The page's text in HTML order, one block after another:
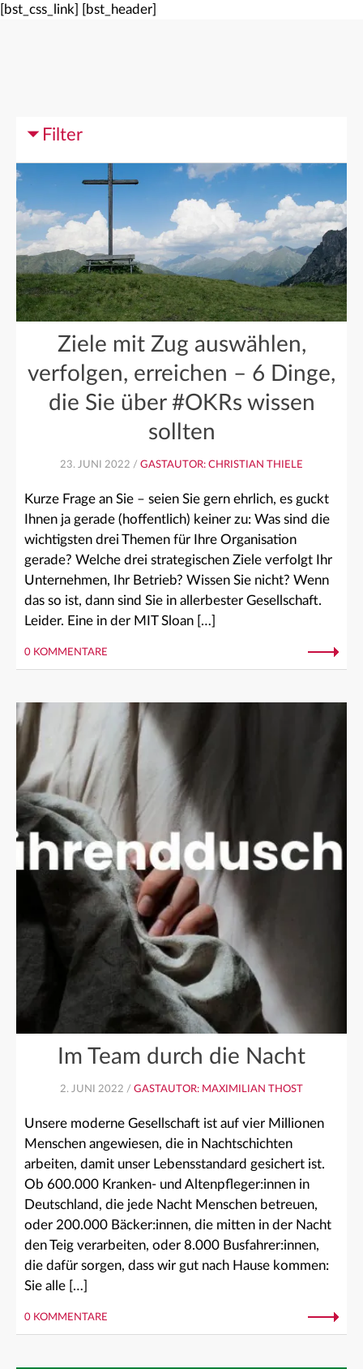
[bst_css_link] [bst_header]
Filter
Ziele mit Zug auswählen,
verfolgen, erreichen – 6 Dinge,
die Sie über #OKRs wissen
sollten
23. JUNI 2022 / GASTAUTOR: CHRISTIAN THIELE
Kurze Frage an Sie – seien Sie gern ehrlich, es guckt
Ihnen ja gerade (hoffentlich) keiner zu: Was sind die
wichtigsten drei Themen für Ihre Organisation
gerade? Welche drei strategischen Ziele verfolgt Ihr
Unternehmen, Ihr Betrieb? Wissen Sie nicht? Wenn
das so ist, dann sind Sie in allerbester Gesellschaft.
Leider. Eine in der MIT Sloan […]
0 KOMMENTARE
Im Team durch die Nacht
2. JUNI 2022 / GASTAUTOR: MAXIMILIAN THOST
Unsere moderne Gesellschaft ist auf vier Millionen
Menschen angewiesen, die in Nachtschichten
arbeiten, damit unser Lebensstandard gesichert ist.
Ob 600.000 Kranken- und Altenpfleger:innen in
Deutschland, die jede Nacht Menschen betreuen,
oder 200.000 Bäcker:innen, die mitten in der Nacht
den Teig verarbeiten, oder 8.000 Busfahrer:innen,
die dafür sorgen, dass wir gut nach Hause kommen:
Sie alle […]
0 KOMMENTARE